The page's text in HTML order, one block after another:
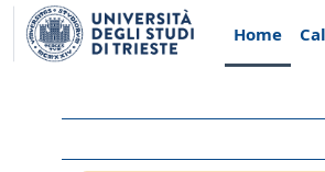
Vai al contenuto principale
Home